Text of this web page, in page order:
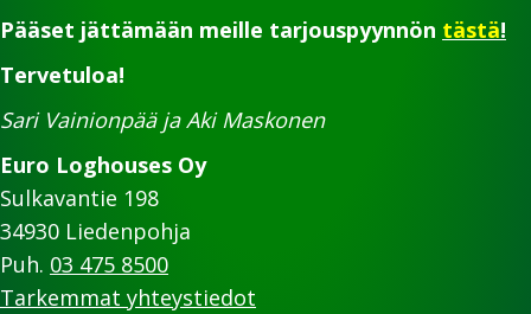
Pääset jättämään meille tarjouspyynnön tästä!
Tervetuloa!
Sari Vainionpää ja Aki Maskonen
Euro Loghouses Oy
Sulkavantie 198
34930 Liedenpohja
Puh. 03 475 8500
Tarkemmat yhteystiedot